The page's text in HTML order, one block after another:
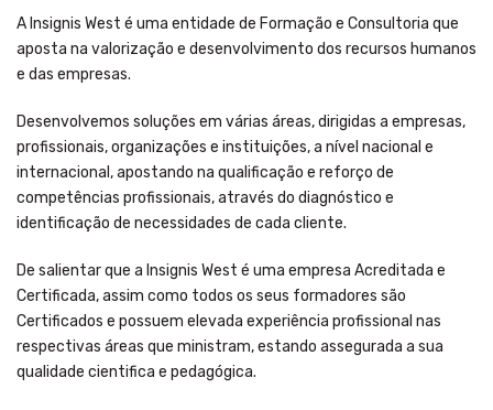
A Insignis West é uma entidade de Formação e Consultoria que
aposta na valorização e desenvolvimento dos recursos humanos
e das empresas.
Desenvolvemos soluções em várias áreas, dirigidas a empresas,
profissionais, organizações e instituições, a nível nacional e
internacional, apostando na qualificação e reforço de
competências profissionais, através do diagnóstico e
identificação de necessidades de cada cliente.
De salientar que a Insignis West é uma empresa Acreditada e
Certificada, assim como todos os seus formadores são
Certificados e possuem elevada experiência profissional nas
respectivas áreas que ministram, estando assegurada a sua
qualidade cientifica e pedagógica.